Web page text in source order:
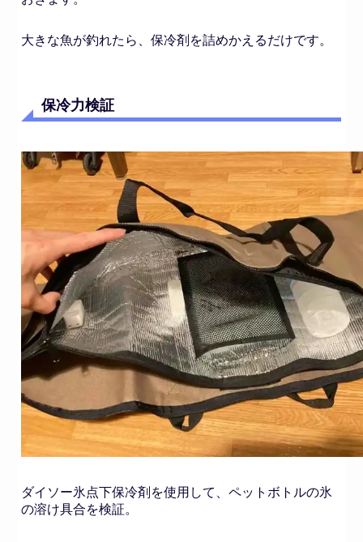
大きな魚が釣れたら、保冷剤を詰めかえるだけです。
保冷力検証
ダイソー氷点下保冷剤を使用して、ペットボトルの氷
の溶け具合を検証。